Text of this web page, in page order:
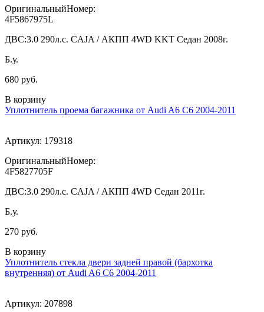
ОригинальныйНомер:
4F5867975L
ДВС:3.0 290л.с. CAJA / АКПП 4WD KKT Седан 2008г.
Б.у.
680 руб.
В корзину
Уплотнитель проема багажника от Audi A6 C6 2004-2011
Артикул: 179318
ОригинальныйНомер:
4F5827705F
ДВС:3.0 290л.с. CAJA / АКПП 4WD Седан 2011г.
Б.у.
270 руб.
В корзину
Уплотнитель стекла двери задней правой (бархотка
внутренняя) от Audi A6 C6 2004-2011
Артикул: 207898